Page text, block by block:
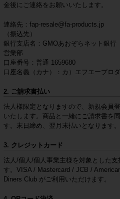
金後にご連絡をお願いいたします。
連絡先：fap-resale@fa-products.jp
（振込先）
銀行支店名：GMOあおぞらネット銀
営業部
口座番号：普通 1659680
口座名義（カナ）：カ）エフエープロ
2. ご請求書払い
法人様限定となりますので、新規会員
いたします。商品と一緒にご請求書を
す。末日締め、翌月末払いとなります。
3. クレジットカード
法人/個人/個人事業主様を対象とした支
す。VISA / Mastercard / JCB /
Diners Club がご利用いただけます。